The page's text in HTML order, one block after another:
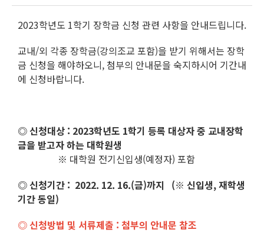
2023학년도 1학기 장학금 신청 관련 사항을 안내드립니다.
교내/외 각종 장학금(강의조교 포함)을 받기 위해서는 장학
금 신청을 해야하오니, 첨부의 안내문을 숙지하시어 기간내
에 신청바랍니다.
◎ 신청대상 : 2023학년도 1학기 등록 대상자 중 교내장학
금을 받고자 하는 대학원생
※ 대학원 전기신입생(예정자) 포함
◎ 신청기간 : 2022. 12. 16.(금)까지 (※ 신입생, 재학생
기간 동일)
◎ 신청방법 및 서류제출 : 첨부의 안내문 참조